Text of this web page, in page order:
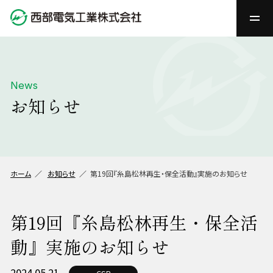
お知らせ
News
ホーム お知らせ 第19回『糸島松林再生・保全活動』実施のお知らせ
第19回『糸島松林再生・保全活
動』実施のお知らせ